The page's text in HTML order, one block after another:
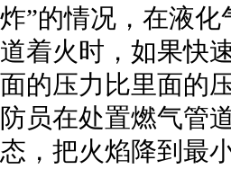
炸”的情况，在液
道着火时，如果快
面的压力比里面的
防员在处置燃气管
态，把火焰降到最